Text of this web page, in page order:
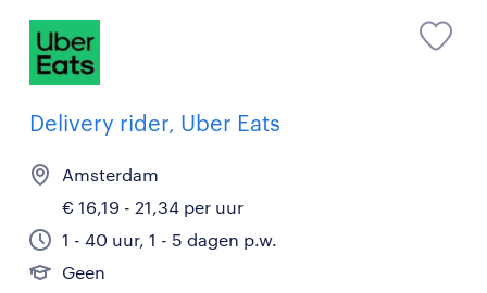
Delivery rider, Uber Eats
Amsterdam
€ 16,19 - 21,34 per uur
1 - 40 uur, 1 - 5 dagen p.w.
Geen